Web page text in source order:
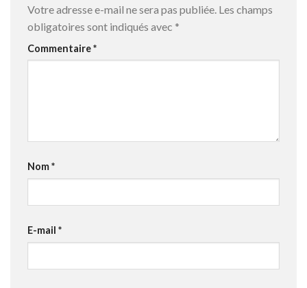
Votre adresse e-mail ne sera pas publiée. Les champs
obligatoires sont indiqués avec *
Commentaire*
Nom*
E-mail *